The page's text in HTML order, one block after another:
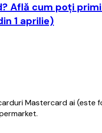
Află cum poţi
1 aprilie)
Mastercard ai (este